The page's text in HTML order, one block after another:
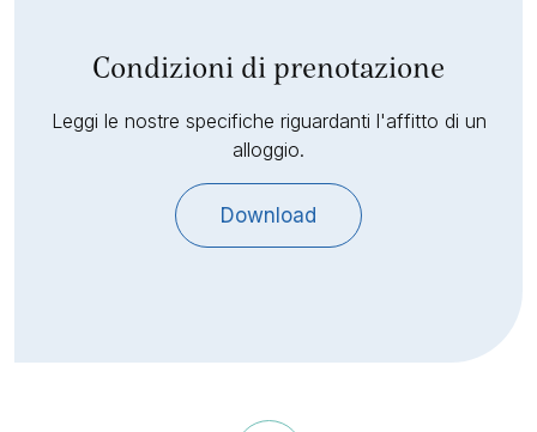
Condizioni di prenotazione
Leggi le nostre specifiche riguardanti l'affitto di un
alloggio.
Download